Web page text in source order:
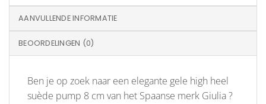
AANVULLENDE INFORMATIE
BEOORDELINGEN (0)
Ben je op zoek naar een elegante gele high heel
suède pump 8 cm van het Spaanse merk Giulia ?